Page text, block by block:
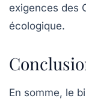
exigences des
écologique.
En somme, le